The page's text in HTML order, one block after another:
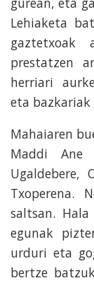
Lehiaketa
gaztetxoak
prestatzen
herriari
eta
Mahaiaren
Maddi Ane
Ugaldebere,
Txoperena.
saltsan.
egunak
urduri eta
bertze